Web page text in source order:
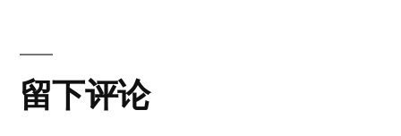
航
留下评论